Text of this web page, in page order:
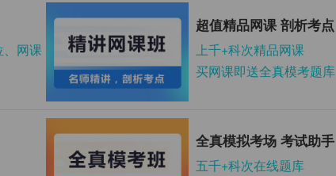
、网课
超值精品网课 剖析考点
上千+科次精品网课
买网课即送全真模考题库
全真模拟考场 考试助手
五千+科次在线题库